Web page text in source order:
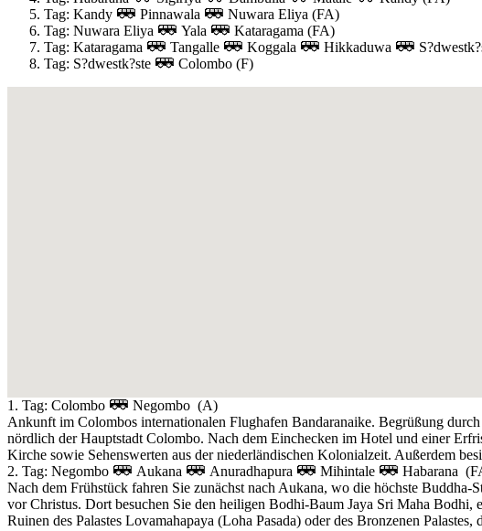
Tag: Kandy
Pinnawala
Nuwara Eliya (FA)
Tag: Nuwara Eliya
Yala
Kataragama (FA)
Tag: Kataragama
Tangalle Koggala Hikkaduwa
Tag: S?dwestk?ste
Colombo (F)
1. Tag: Colombo Negombo (A)
Ankunft im Colombos internationalen Flughafen Bandaranaike. Begrüßung
nördlich der Hauptstadt Colombo. Nach dem Einchecken im Hotel und einer
Kirche sowie Sehenswerten aus der niederländischen Kolonialzeit. Außerdem
2. Tag: Negombo Aukana Anuradhapura Mihintale Habarana
Nach dem Frühstück fahren Sie zunächst nach Aukana, wo die höchste Buddha-
vor Christus. Dort besuchen Sie den heiligen Bodhi-Baum Jaya Sri Maha
Ruinen des Palastes Lovamahapaya (Loha Pasada) oder des Bronzenen